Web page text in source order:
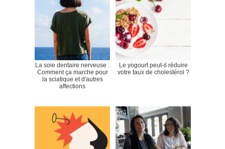
La soie dentaire nerveuse :
Comment ça marche pour
la sciatique et d'autres
affections
Le yogourt peut-il réduire
votre taux de cholestérol ?